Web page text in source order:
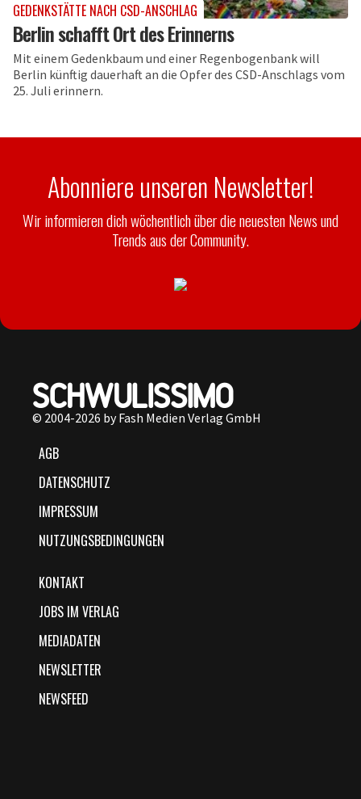
GEDENKSTÄTTE NACH CSD-ANSCHLAG
Berlin schafft Ort des Erinnerns
Mit einem Gedenkbaum und einer Regenbogenbank will
Berlin künftig dauerhaft an die Opfer des CSD-Anschlags vom
25. Juli erinnern.
Abonniere unseren Newsletter!
Wir informieren dich wöchentlich über die neuesten News und
Trends aus der Community.
© 2004-2026 by Fash Medien Verlag GmbH
AGB
DATENSCHUTZ
IMPRESSUM
NUTZUNGSBEDINGUNGEN
KONTAKT
JOBS IM VERLAG
MEDIADATEN
NEWSLETTER
NEWSFEED